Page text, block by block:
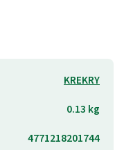
KREKRY
0.13 kg
4771218201744